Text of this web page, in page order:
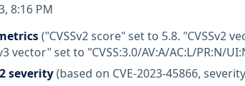
8:16 PM
("CVSSv2 score" set to 5.8. "CVSSv2
vector" set to "CVSS:3.0/AV:A/AC:L/PR:N/
severity (based on CVE-2023-45866,